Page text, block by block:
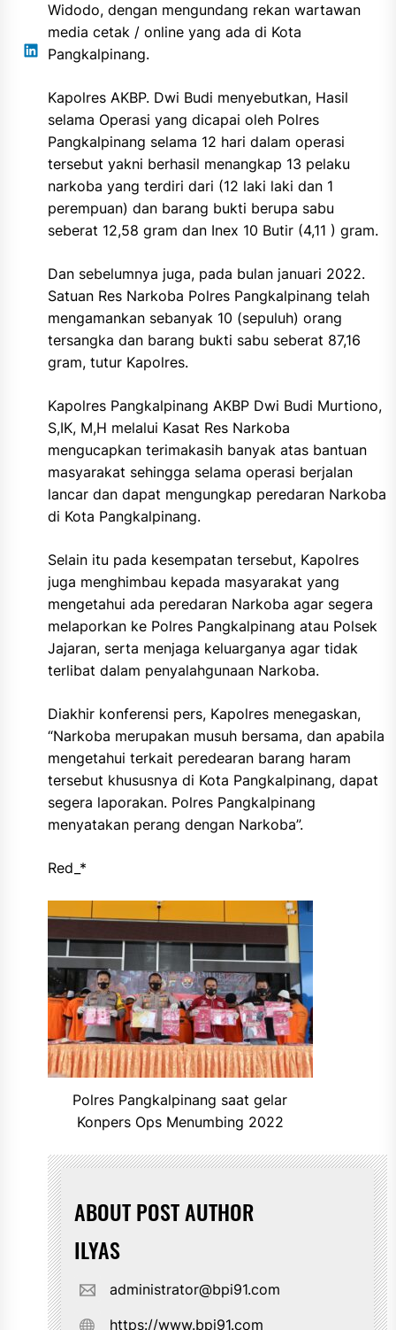
Widodo, dengan mengundang rekan wartawan
media cetak / online yang ada di Kota
Pangkalpinang.
Kapolres AKBP. Dwi Budi menyebutkan, Hasil
selama Operasi yang dicapai oleh Polres
Pangkalpinang selama 12 hari dalam operasi
tersebut yakni berhasil menangkap 13 pelaku
narkoba yang terdiri dari (12 laki laki dan 1
perempuan) dan barang bukti berupa sabu
seberat 12,58 gram dan Inex 10 Butir (4,11 ) gram.
Dan sebelumnya juga, pada bulan januari 2022.
Satuan Res Narkoba Polres Pangkalpinang telah
mengamankan sebanyak 10 (sepuluh) orang
tersangka dan barang bukti sabu seberat 87,16
gram, tutur Kapolres.
Kapolres Pangkalpinang AKBP Dwi Budi Murtiono,
S,IK, M,H melalui Kasat Res Narkoba
mengucapkan terimakasih banyak atas bantuan
masyarakat sehingga selama operasi berjalan
lancar dan dapat mengungkap peredaran Narkoba
di Kota Pangkalpinang.
Selain itu pada kesempatan tersebut, Kapolres
juga menghimbau kepada masyarakat yang
mengetahui ada peredaran Narkoba agar segera
melaporkan ke Polres Pangkalpinang atau Polsek
Jajaran, serta menjaga keluarganya agar tidak
terlibat dalam penyalahgunaan Narkoba.
Diakhir konferensi pers, Kapolres menegaskan,
“Narkoba merupakan musuh bersama, dan apabila
mengetahui terkait peredearan barang haram
tersebut khususnya di Kota Pangkalpinang, dapat
segera laporakan. Polres Pangkalpinang
menyatakan perang dengan Narkoba”.
Red_*
Polres Pangkalpinang saat gelar
Konpers Ops Menumbing 2022
ABOUT POST AUTHOR
ILYAS
administrator@bpi91.com
https://www.bpi91.com